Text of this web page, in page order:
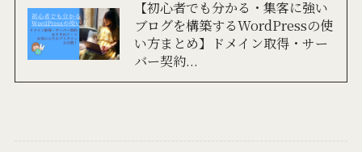
【初心者でも分かる・集客に強い
ブログを構築するWordPressの使
い方まとめ】ドメイン取得・サー
バー契約...